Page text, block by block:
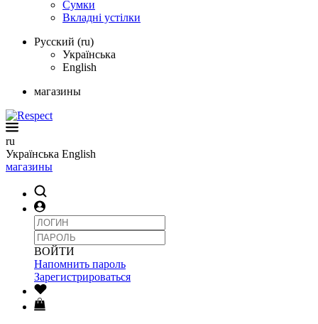
Сумки
Вкладні устілки
Русский (ru)
Українська
English
магазины
ru
Українська English
магазины
ВОЙТИ
Напомнить пароль
Зарегистрироваться